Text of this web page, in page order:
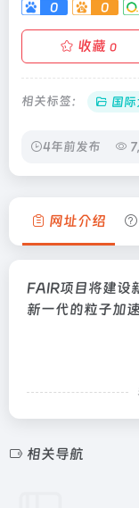
0 0
收藏 0
相关标签： 国
4年前发布
网址介绍
FAIR项目将建设
新一代的粒子加
相关导航